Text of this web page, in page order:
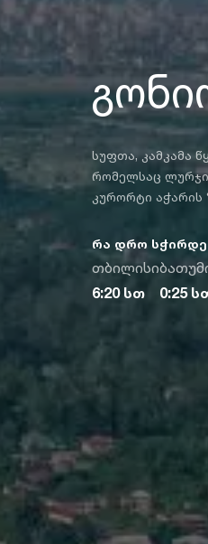
სუფთა, კამკამა
რომელსაც ლურჯი
კურორტი აჭარის
რა დრო
თბილისი
6:20 სთ
0:25